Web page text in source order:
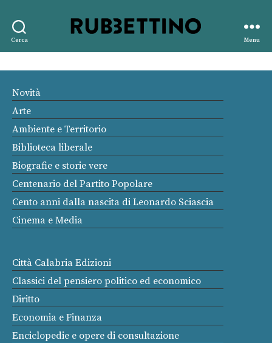
Cerca
editore
Menu
Novità
Arte
Ambiente e Territorio
Biblioteca liberale
Biografie e storie vere
Centenario del Partito Popolare
Cento anni dalla nascita di Leonardo Sciascia
Cinema e Media
Città Calabria Edizioni
Classici del pensiero politico ed economico
Diritto
Economia e Finanza
Enciclopedie e opere di consultazione